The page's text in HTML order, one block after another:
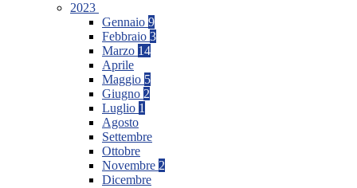
2023
Gennaio 9
Febbraio 3
Marzo 14
Aprile
Maggio 5
Giugno 2
Luglio 1
Agosto
Settembre
Ottobre
Novembre 2
Dicembre